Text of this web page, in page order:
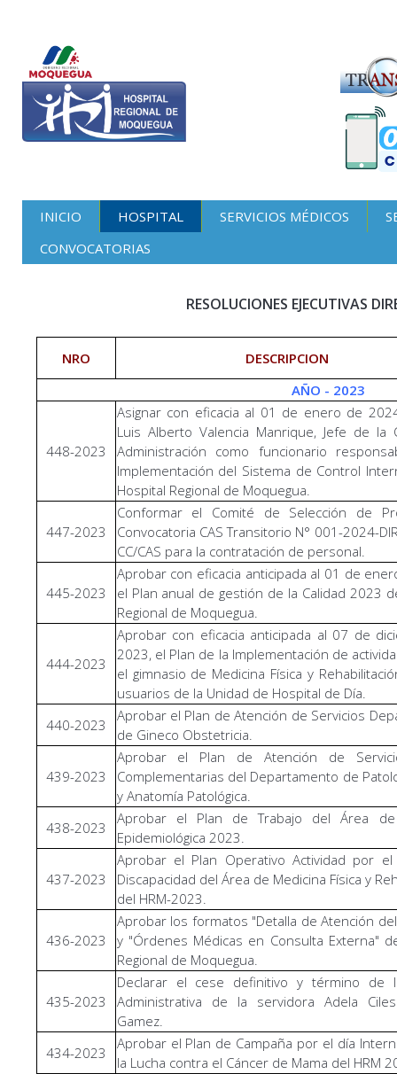
INICIO HOSPITAL SERVICIOS MÉDICOS
CONVOCATORIAS
RESOLUCIONES EJECUTIVAS
NRO
DESCRIPCION
AÑO - 2023
448-2023
Asignar con eficacia al 01 de enero de
Luis Alberto Valencia Manrique, Jefe de la
Administración como funcionario
Implementación del Sistema de Control
Hospital Regional de Moquegua.
447-2023
Conformar el Comité de Selección de
Convocatoria CAS Transitorio N° 001-2024-
CC/CAS para la contratación de personal.
445-2023
Aprobar con eficacia anticipada al 01 de
el Plan anual de gestión de la Calidad 2023
Regional de Moquegua.
444-2023
Aprobar con eficacia anticipada al 07 de
2023, el Plan de la Implementación de
el gimnasio de Medicina Física y
usuarios de la Unidad de Hospital de Día.
440-2023
Aprobar el Plan de Atención de Servicios
de Gineco Obstetricia.
439-2023
Aprobar el Plan de Atención de
Complementarias del Departamento de
y Anatomía Patológica.
438-2023
Aprobar el Plan de Trabajo del Área de
Epidemiológica 2023.
437-2023
Aprobar el Plan Operativo Actividad por
Discapacidad del Área de Medicina Física y
del HRM-2023.
436-2023
Aprobar los formatos "Detalla de Atención
y "Órdenes Médicas en Consulta Externa"
Regional de Moquegua.
435-2023
Declarar el cese definitivo y término de
Administrativa de la servidora Adela
Gamez.
434-2023
Aprobar el Plan de Campaña por el día
la Lucha contra el Cáncer de Mama del HRM